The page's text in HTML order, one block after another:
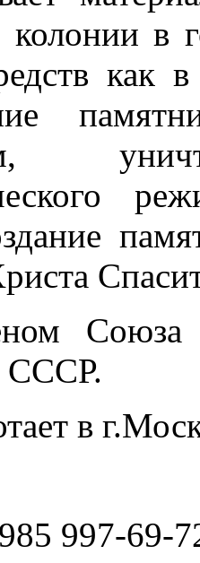
колонии в
как
СССР.
в
997-69-